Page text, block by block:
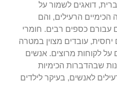
דואגים לשמור על
הכימיים הרעילים, והם
עבורם כספים רבים. חומרי
יחסית, עובדים מצוין במטרה
לקוחות מרוצים. אנשים
שבהדברות הכימיות
לאנשים, בעיקר לילדים